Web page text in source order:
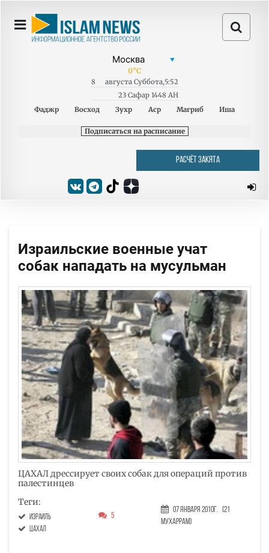
0°C
8 августа Суббота,5:52
23 Сафар 1448 AH
Фаджр
Восход Зухр Аср Магриб Иша
Подписаться на расписание
РАСЧЁТ ЗАКЯТА
Израильские военные учат
собак нападать на мусульман
ЦАХАЛ дрессирует своих собак для операций против
палестинцев
Теги:
Израиль
ЦАХАЛ
5
07 Января 2010г. (21
Мухаррам)